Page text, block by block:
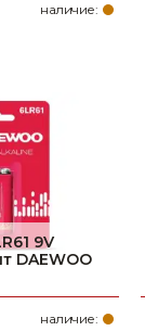
наличие:
9V
DAEWOO
наличие: